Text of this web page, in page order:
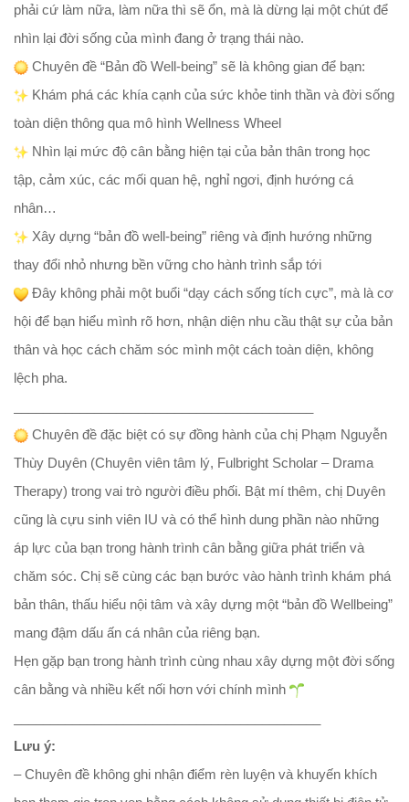
phải cứ làm nữa, làm nữa thì sẽ ổn, mà là dừng lại một chút để
nhìn lại đời sống của mình đang ở trạng thái nào.
Chuyên đề “Bản đồ Well-being” sẽ là không gian để bạn:
Khám phá các khía cạnh của sức khỏe tinh thần và đời sống
toàn diện thông qua mô hình Wellness Wheel
Nhìn lại mức độ cân bằng hiện tại của bản thân trong học
tập, cảm xúc, các mối quan hệ, nghỉ ngơi, định hướng cá
nhân…
Xây dựng “bản đồ well-being” riêng và định hướng những
thay đổi nhỏ nhưng bền vững cho hành trình sắp tới
Đây không phải một buổi “dạy cách sống tích cực”, mà là cơ
hội để bạn hiểu mình rõ hơn, nhận diện nhu cầu thật sự của bản
thân và học cách chăm sóc mình một cách toàn diện, không
lệch pha.
Chuyên đề đặc biệt có sự đồng hành của chị Phạm Nguyễn
Thùy Duyên (Chuyên viên tâm lý, Fulbright Scholar – Drama
Therapy) trong vai trò người điều phối. Bật mí thêm, chị Duyên
cũng là cựu sinh viên IU và có thể hình dung phần nào những
áp lực của bạn trong hành trình cân bằng giữa phát triển và
chăm sóc. Chị sẽ cùng các bạn bước vào hành trình khám phá
bản thân, thấu hiểu nội tâm và xây dựng một “bản đồ Wellbeing”
mang đậm dấu ấn cá nhân của riêng bạn.
Hẹn gặp bạn trong hành trình cùng nhau xây dựng một đời sống
cân bằng và nhiều kết nối hơn với chính mình
Lưu ý:
– Chuyên đề không ghi nhận điểm rèn luyện và khuyến khích